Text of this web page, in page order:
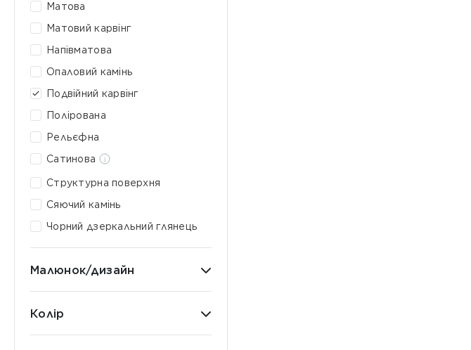
Матова
Матовий карвінг
Напівматова
Опаловий камінь
Подвійний карвінг
Полірована
Рельєфна
Сатинова
Структурна поверхня
Сяючий камінь
Чорний дзеркальний глянець
Малюнок/дизайн
Колір